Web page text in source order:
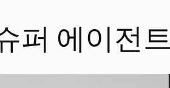
퍼 에이전